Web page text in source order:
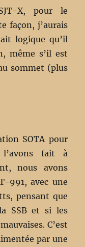
X, pour le
façon, j’aurais
logique qu’il
même s’il est
sommet (plus
SOTA pour
l’avons fait à
nous avons
991, avec une
pensant que
SSB et si les
C’est
par une